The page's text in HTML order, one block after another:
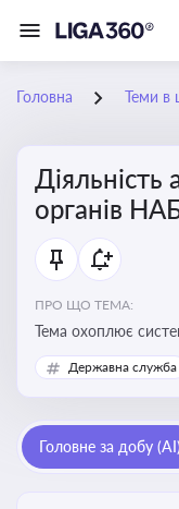
Головна Теми в
Діяльність
органів
ПРО ЩО ТЕМА:
Тема охоплює
здійснюють
корупційних
у державному
Державна служба
Головне за добу (AI)